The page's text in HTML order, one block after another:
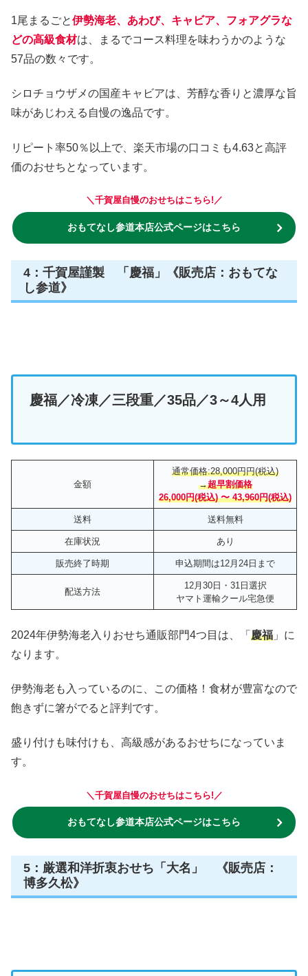
1尾まるごと伊勢海老、あわび、キャビア、フォアグラな
どの高級食材は、まるでコース料理を味わうかのような
57品の数々です。
シロチョウザメの国産キャビアは、芳醇な香りと濃厚な旨
味があじわえる自慢の逸品です。
リピート率50％以上で、楽天市場の口コミも4.63と高評
価のおせちとなっています。
＼千賀屋自慢のおせちはこちら!／
おもてなし参道本店公式ページはこちら
4：千賀屋謹製 「慶福」《販売店：おもてな
し参道》
慶福／冷凍／三段重／35品／3～4人用
金額
通常価格:28,000円円(税込)
→超早割価格
26,000円(税込) 〜 43,960円(税込)
送料 送料無料
在庫状況 あり
販売終了時期 申込期間は12月24日まで
配送方法
12月30日・31日選択
ヤマト運輸クール宅急便
2024年伊勢海老入りおせち通販部門4つ目は、「 慶福 」に
なります。
伊勢海老も入っているのに、この価格！食材が豊富なので
飽きずに箸がでると評判です。
盛り付けも味付けも、高級感があるおせちになっていま
す。
＼千賀屋自慢のおせちはこちら!／
おもてなし参道本店公式ページはこちら
5：厳選和洋折衷おせち「大名」 《販売店：
博多久松》